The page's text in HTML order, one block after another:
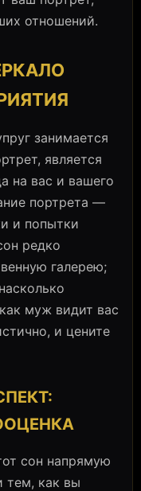
отношений.
занимается
является
на вас и вашего
портрета —
и попытки
редко
галерею;
муж видит вас
и цените
сон напрямую
тем, как вы